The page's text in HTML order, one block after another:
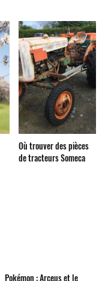
Où trouver des pièces
de tracteurs Someca
Pokémon : Arceus et le